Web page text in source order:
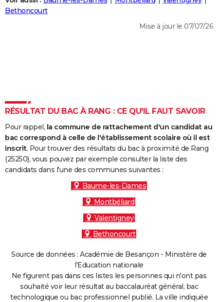
Destinations
City break
Voyage nature
Voyage de noces
Forum
Climat
+
PHOTO
Dictionnaire
Biographies
Citations
Expressions
Proverbes
PROGRAMME TV
COPAINS D'AVANT
S'inscrire
Se connecter
Lycées
Collèges
Primaires
Universités
Entreprises
Service militaire
Avis de recherche
AVIS DE DÉCÈS
FORUM
Bethoncourt
Mise à jour le 07/07/26
RÉSULTAT DU BAC À RANG : CE QU'IL FAUT SAVOIR
Pour rappel, la commune de rattachement d'un candidat au
bac correspond à celle de l'établissement scolaire où il est
inscrit. Pour trouver des résultats du bac à proximité de Rang
(25250), vous pouvez par exemple consulter la liste des
candidats dans l'une des communes suivantes :
Baume-les-Dames
Montbéliard
Valentigney
Bethoncourt
Source de données : Académie de Besançon - Ministère de
l'Education nationale
Ne figurent pas dans ces listes les personnes qui n'ont pas
souhaité voir leur résultat au baccalauréat général, bac
technologique ou bac professionnel publié. La ville indiquée